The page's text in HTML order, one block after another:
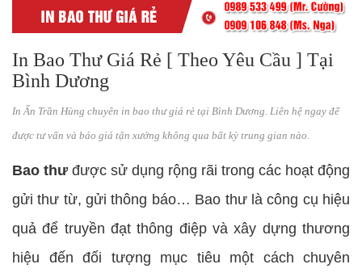
In Bao Thư Giá Rẻ [ Theo Yêu Cầu ] Tại
Bình Dương
In Ấn Trần Hùng chuyên in bao thư giá rẻ tại Bình Dương. Liên hệ ngay để
được tư vấn và báo giá tận xưởng không qua bất kỳ trung gian nào.
Bao thư được sử dụng rộng rãi trong các hoạt động
gửi thư từ, gửi thông báo… Bao thư là công cụ hiệu
quả để truyền đạt thông điệp và xây dựng thương
hiệu đến đối tượng mục tiêu một cách chuyên